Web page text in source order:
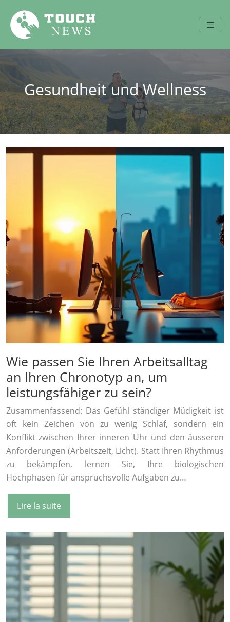
Gesundheit und Wellness
Wie passen Sie Ihren Arbeitsalltag
an Ihren Chronotyp an, um
leistungsfähiger zu sein?
Zusammenfassend: Das Gefühl ständiger Müdigkeit ist
oft kein Zeichen von zu wenig Schlaf, sondern ein
Konflikt zwischen Ihrer inneren Uhr und den äusseren
Anforderungen (Arbeitszeit, Licht). Statt Ihren Rhythmus
zu bekämpfen, lernen Sie, Ihre biologischen
Hochphasen für anspruchsvolle Aufgaben zu…
Lire la suite